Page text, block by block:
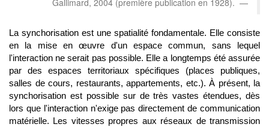
Gallimard, 2004 (première publication en 1928).
La synchorisation est une spatialité fondamentale. Elle consiste
en la mise en œuvre d'un espace commun, sans lequel
l'interaction ne serait pas possible. Elle a longtemps été assurée
par des espaces territoriaux spécifiques (places publiques,
salles de cours, restaurants, appartements, etc.). À présent, la
synchorisation est possible sur de très vastes étendues, dès
lors que l'interaction n'exige pas directement de communication
matérielle. Les vitesses propres aux réseaux de transmission